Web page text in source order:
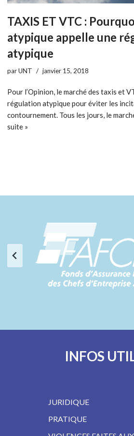
TAXIS ET VTC :
atypique appelle une
atypique
parUNT janvier 15, 2018
Pour l’Opinion, le marché des taxis et
régulation atypique pour éviter les
contournement. Tous les jours, le
suite »
INFOS
JURIDIQUE
PRATIQUE